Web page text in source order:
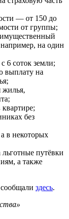
— от 150 до
от группы;
на один
6 соток земли;
выплату на
жилья,
без
в некоторых
льготные путёвки
а также
здесь.